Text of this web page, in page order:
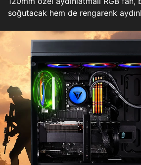
soğutacak hem de rengarenk